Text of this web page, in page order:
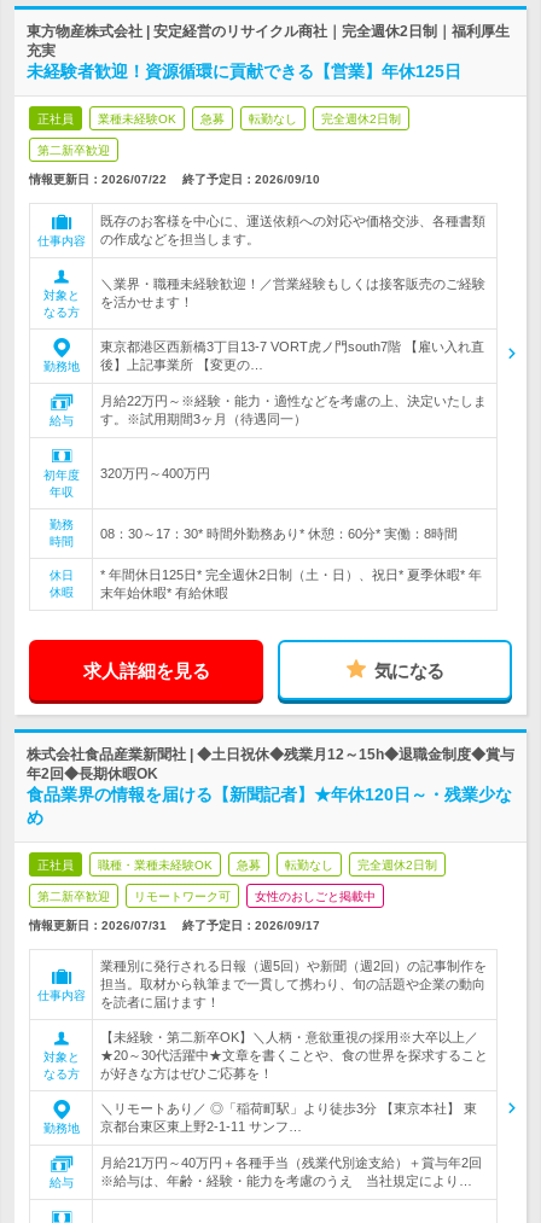
東方物産株式会社 | 安定経営のリサイクル商社｜完全週休2日制｜福利厚生
充実
未経験者歓迎！資源循環に貢献できる【営業】年休125日
正社員 業種未経験OK 急募 転勤なし 完全週休2日制
第二新卒歓迎
情報更新日：2026/07/22 終了予定日： 2026/09/10
仕事内容
既存のお客様を中心に、運送依頼への対応や価格交渉、各種書類
の作成などを担当します。
対象と
なる方
＼業界・職種未経験歓迎！／営業経験もしくは接客販売のご経験
を活かせます！
勤務地
東京都港区西新橋3丁目13-7 VORT虎ノ門south7階 【雇い入れ直
後】上記事業所 【変更の…
給与
月給22万円～※経験・能力・適性などを考慮の上、決定いたしま
す。※試用期間3ヶ月（待遇同一）
初年度
年収
320万円～400万円
勤務
時間
08：30～17：30* 時間外勤務あり* 休憩：60分* 実働：8時間
休日
休暇
* 年間休日125日* 完全週休2日制（土・日）、祝日* 夏季休暇* 年
末年始休暇* 有給休暇
求人詳細を見る 気になる
株式会社食品産業新聞社 | ◆土日祝休◆残業月12～15h◆退職金制度◆賞与
年2回◆長期休暇OK
食品業界の情報を届ける【新聞記者】★年休120日～・残業少な
め
正社員 職種・業種未経験OK 急募 転勤なし 完全週休2日制
第二新卒歓迎 リモートワーク可 女性のおしごと掲載中
情報更新日：2026/07/31 終了予定日： 2026/09/17
仕事内容
業種別に発行される日報（週5回）や新聞（週2回）の記事制作を
担当。取材から執筆まで一貫して携わり、旬の話題や企業の動向
を読者に届けます！
対象と
なる方
【未経験・第二新卒OK】＼人柄・意欲重視の採用※大卒以上／
★20～30代活躍中★文章を書くことや、食の世界を探求すること
が好きな方はぜひご応募を！
勤務地
＼リモートあり／ ◎「稲荷町駅」より徒歩3分 【東京本社】 東
京都台東区東上野2-1-11 サンフ…
給与
月給21万円～40万円＋各種手当（残業代別途支給）＋賞与年2回
※給与は、年齢・経験・能力を考慮のうえ 当社規定により…